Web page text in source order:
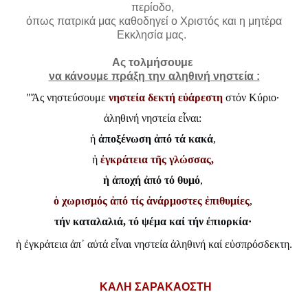
περίοδο,
όπως πατρικά μας καθοδηγεί ο Χριστός και η μητέρα
Εκκλησία μας.
Ας τολμήσουμε
να κάνουμε πράξη την αληθινή νηστεία :
"Ἄς νηστεύσουμε νηστεία δεκτή εὐάρεστη στόν Κύριο·
ἀληθινή νηστεία εἶναι:
ἡ ἀποξένωση ἀπό τά κακά,
ἡ ἐγκράτεια τῆς γλώσσας,
ἡ ἀποχή ἀπό τό θυμό,
ὁ χωρισμός ἀπό τίς ἀνάρμοστες ἐπιθυμίες,
τήν καταλαλιά, τό ψέμα καί τήν ἐπιορκία·
ἡ ἐγκράτεια ἀπ᾿ αὐτά εἶναι νηστεία ἀληθινή καί εὐσπρόσδεκτη.
ΚΑΛΗ ΣΑΡΑΚΑΟΣΤΗ